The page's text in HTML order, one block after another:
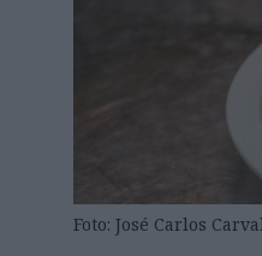
Foto: José Carlos